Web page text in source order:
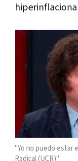
"Yo no puedo estar
Radical (UCR)"